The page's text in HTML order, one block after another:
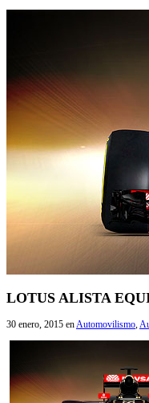
LOTUS ALISTA
30 enero, 2015 en Automovilismo